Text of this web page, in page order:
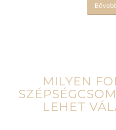
MILYEN
LEHET